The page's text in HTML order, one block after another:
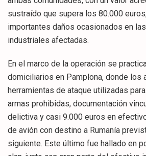
sustraído que supera los 80.000
importantes daños ocasionados en
industriales afectadas.
En el marco de la operación se
domiciliarios en Pamplona, donde los
herramientas de ataque utilizadas
armas prohibidas, documentación
delictiva y casi 9.000 euros en
de avión con destino a Rumanía
siguiente. Este último fue hallado en